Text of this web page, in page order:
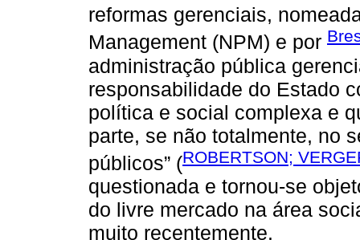
reformas gerenciais,
Management (NPM) e por
administração pública
responsabilidade do Estado
política e social complexa e
parte, se não totalmente, no
públicos” (ROBERTSON;
questionada e tornou-se
do livre mercado na área
muito recentemente.